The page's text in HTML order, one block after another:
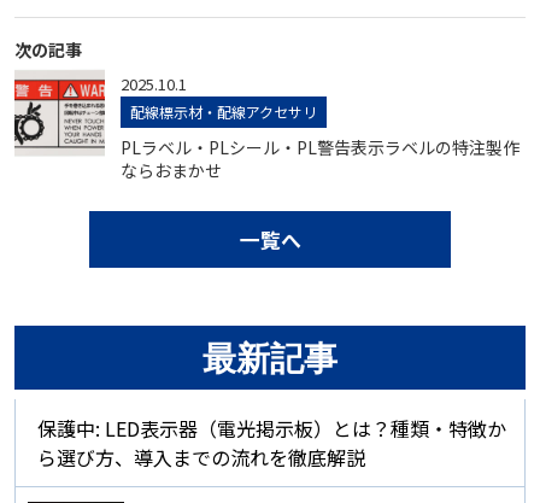
次の記事
2025.10.1
配線標示材・配線アクセサリ
PLラベル・PLシール・PL警告表示ラベルの特注製作
ならおまかせ
一覧へ
最新記事
保護中: LED表示器（電光掲示板）とは？種類・特徴か
ら選び方、導入までの流れを徹底解説